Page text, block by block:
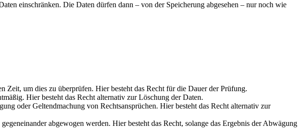
einschränken. Die Daten dürfen dann – von der Speicherung abgesehen – nur noch wie
Zeit, um dies zu überprüfen. Hier besteht das Recht für die Dauer der Prüfung.
Hier besteht das Recht alternativ zur Löschung der Daten.
oder Geltendmachung von Rechtsansprüchen. Hier besteht das Recht alternativ zur
abgewogen werden. Hier besteht das Recht, solange das Ergebnis der Abwägung